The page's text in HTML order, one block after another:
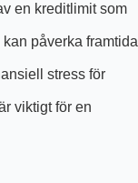
en kreditlimit som
påverka framtida
stress för
viktigt för en